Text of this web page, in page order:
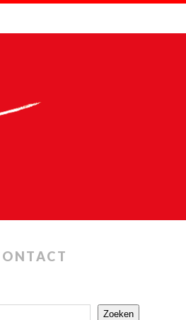
Zoeken